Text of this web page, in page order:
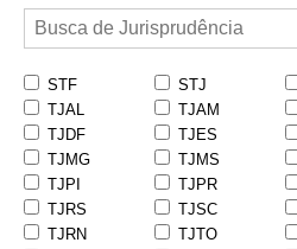
STF STJ
TJAL
TJAM
TJDF
TJES
TJMG
TJMS
TJPI
TJPR
TJRS
TJSC
TJRN
TJTO